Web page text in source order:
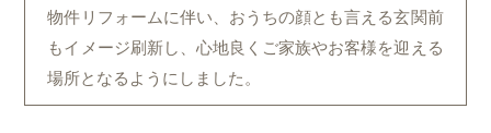
物件リフォームに伴い、おうちの顔とも言える玄関前
もイメージ刷新し、心地良くご家族やお客様を迎える
場所となるようにしました。